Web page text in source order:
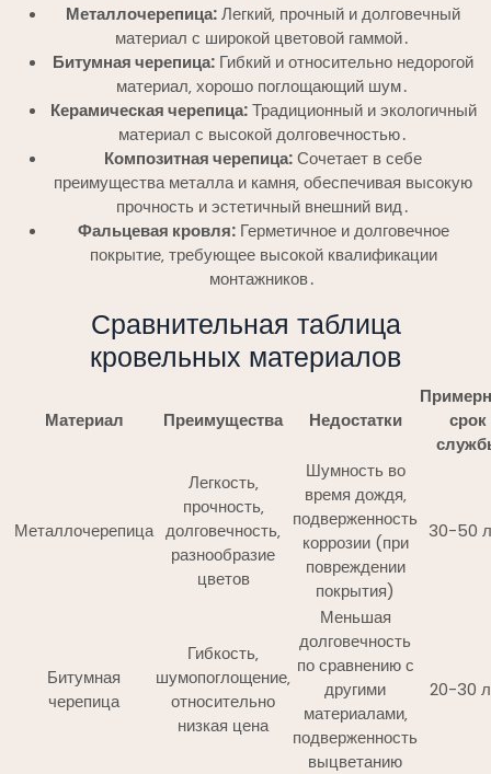
Металлочерепица:Легкий‚ прочный и долговечный
материал с широкой цветовой гаммой․
Битумная черепица: Гибкий и относительно недорогой
материал‚ хорошо поглощающий шум․
Керамическая черепица:Традиционный и экологичный
материал с высокой долговечностью․
Композитная черепица:Сочетает в себе
преимущества металла и камня‚ обеспечивая высокую
прочность и эстетичный внешний вид․
Фальцевая кровля:Герметичное и долговечное
покрытие‚ требующее высокой квалификации
монтажников․
Сравнительная таблица
кровельных материалов
Материал Преимущества Недостатки
срок
Металлочерепица
Легкость‚
прочность‚
долговечность‚
разнообразие
цветов
Шумность во
время дождя‚
подверженность
коррозии (при
повреждении
покрытия)
30-50
Битумная
черепица
Гибкость‚
шумопоглощение‚
относительно
низкая цена
Меньшая
долговечность
по сравнению с
другими
материалами‚
подверженность
выцветанию
20-30